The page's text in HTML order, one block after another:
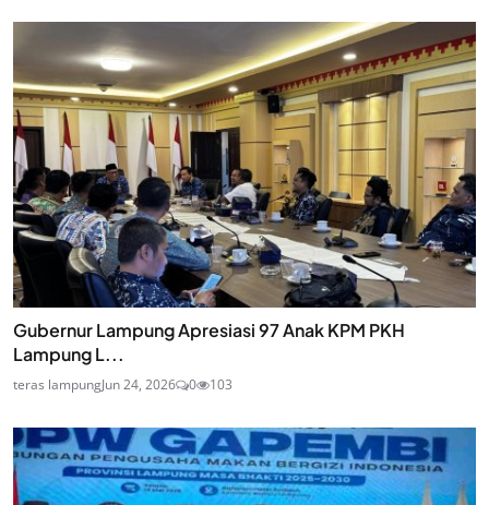
Gubernur Lampung Apresiasi 97 Anak KPM PKH
Lampung L...
teras lampungJun 24, 2026 0 103